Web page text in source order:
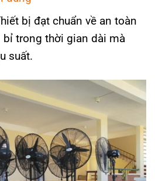
bị đạt chuẩn về an toàn
bỉ trong thời gian dài mà
suất.